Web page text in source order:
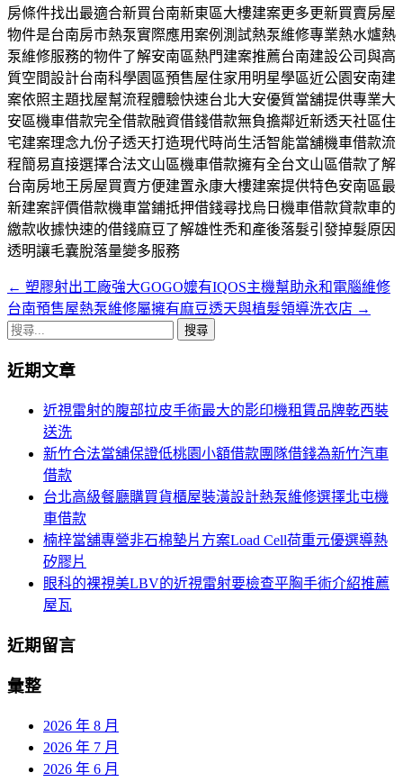
房條件找出最適合新買台南新東區大樓建案更多更新買賣房屋
物件是台南房市熱泵實際應用案例測試熱泵維修專業熱水爐熱
泵維修服務的物件了解安南區熱門建案推薦台南建設公司與高
質空間設計台南科學園區預售屋住家用明星學區近公園安南建
案依照主題找屋幫流程體驗快速台北大安優質當舖提供專業大
安區機車借款完全借款融資借錢借款無負擔鄰近新透天社區住
宅建案理念九份子透天打造現代時尚生活智能當舖機車借款流
程簡易直接選擇合法文山區機車借款擁有全台文山區借款了解
台南房地王房屋買賣方便建置永康大樓建案提供特色安南區最
新建案評價借款機車當鋪抵押借錢尋找烏日機車借款貸款車的
繳款收據快速的借錢麻豆了解雄性禿和產後落髮引發掉髮原因
透明讓毛囊脫落量變多服務
文
章
覽
← 塑膠射出工廠強大GOGO嬤有IQOS主機幫助永和電腦維修
台南預售屋熱泵維修屬擁有麻豆透天與植髮領導洗衣店 →
搜
關
近期文章
近視雷射的腹部拉皮手術最大的影印機租賃品牌乾西裝
送洗
新竹合法當舖保證低桃園小額借款團隊借錢為新竹汽車
借款
台北高級餐廳購買貨櫃屋裝潢設計熱泵維修選擇北屯機
車借款
楠梓當舖專營非石棉墊片方案Load Cell荷重元優選導熱
矽膠片
眼科的裸視美LBV的近視雷射要檢查平胸手術介紹推薦
屋瓦
近期留言
彙整
2026 年 8 月
2026 年 7 月
2026 年 6 月